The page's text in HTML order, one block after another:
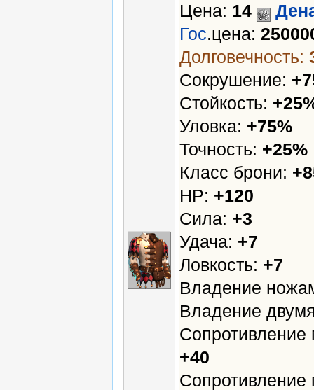
Цена: 14
Гос.цена:
Долговечность:
Сокрушение:
Стойкость:
Уловка: +75%
Точность: +25%
Класс брони:
HP: +120
Сила: +3
Удача: +7
Ловкость: +7
Владение
Владение
Сопротивление
+40
Сопротивление